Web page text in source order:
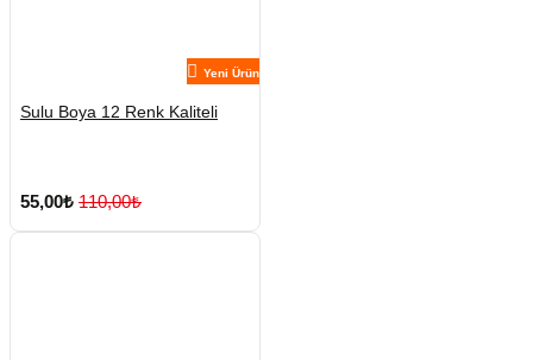
Yeni Ürün
Sulu Boya 12 Renk Kaliteli
55,00₺ 110,00₺